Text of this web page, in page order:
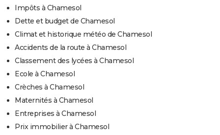
Impôts à Chamesol
Dette et budget de Chamesol
Climat et historique météo de Chamesol
Accidents de la route à Chamesol
Classement des lycées à Chamesol
Ecole à Chamesol
Crèches à Chamesol
Maternités à Chamesol
Entreprises à Chamesol
Prix immobilier à Chamesol